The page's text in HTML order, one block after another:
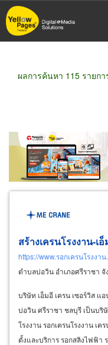
ข้าม
ไป
ผลการค้นหา 115 รายก
ขายส่ง ขายปลี
ผู้ส่งออก/นำเข้า
สร้างเครนโรงงาน-เ
https://www.รอกเครนโรงงาน
ตำบลบ่อวิน อำเภอศรีราชา
บริษัท เอ็มอี เครน เซอร์วิส แ
บ่อวิน ศรีราชา ชลบุรี เป็นบริ
โรงงาน รอกเครนโรงงาน เ
ตั้งและบริการ รอกสลิงไฟฟ้า